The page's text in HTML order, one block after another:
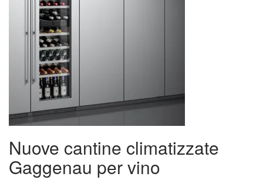
Nuove cantine climatizzate
Gaggenau per vino